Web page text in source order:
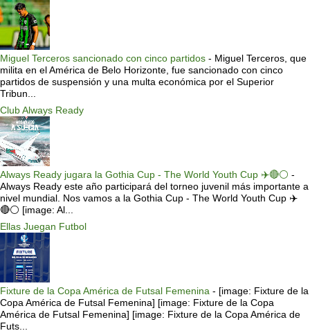
Miguel Terceros sancionado con cinco partidos - Miguel Terceros, que
milita en el América de Belo Horizonte, fue sancionado con cinco
partidos de suspensión y una multa económica por el Superior
Tribun...
Club Always Ready
Always Ready jugara la Gothia Cup - The World Youth Cup ✈️🔴⚪️ -
Always Ready este año participará del torneo juvenil más importante a
nivel mundial. Nos vamos a la Gothia Cup - The World Youth Cup ✈️
🔴⚪️ [image: Al...
Ellas Juegan Futbol
Fixture de la Copa América de Futsal Femenina - [image: Fixture de la
Copa América de Futsal Femenina] [image: Fixture de la Copa
América de Futsal Femenina] [image: Fixture de la Copa América de
Futs...